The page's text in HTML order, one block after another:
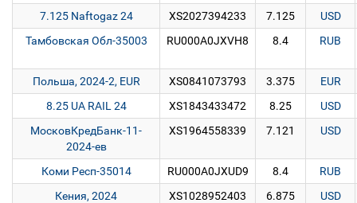
7.125 Naftogaz 24
XS2027394233 7.125
USD
Тамбовская Обл-35003
RU000A0JXVH8 8.4 RUB
Польша, 2024-2, EUR XS0841073793 3.375
EUR
8.25 UA RAIL 24
XS1843433472 8.25
USD
МосковКредБанк-11-
2024-ев
XS1964558339 7.121 USD
Коми Респ-35014 RU000A0JXUD9 8.4
RUB
Кения, 2024
XS1028952403 6.875
USD